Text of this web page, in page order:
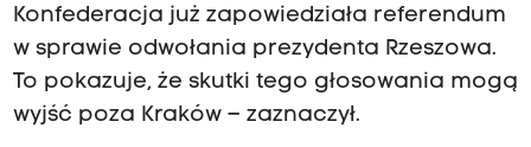
Konfederacja już zapowiedziała referendum
w sprawie odwołania prezydenta Rzeszowa.
To pokazuje, że skutki tego głosowania mogą
wyjść poza Kraków – zaznaczył.